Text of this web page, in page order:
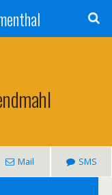
Mail SMS